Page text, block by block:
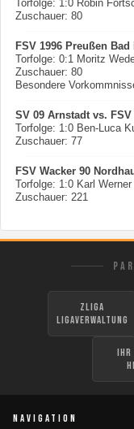
Torfolge: 1:0 Robin
Zuschauer: 80
FSV 1996 Preußen
Torfolge: 0:1 Moritz
Zuschauer: 80
Besondere
SV 09 Arnstadt vs.
Torfolge: 1:0 Ben-Luca
Zuschauer: 77
FSV Wacker 90
Torfolge: 1:0 Karl
Zuschauer: 221
zLiga
Ligaverwaltung
Ihr
NAVIGATION